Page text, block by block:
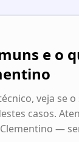
e o
veja se
casos.
—